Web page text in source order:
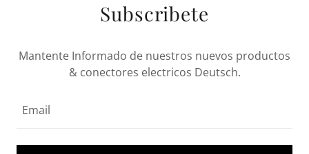
Subscribete
Mantente Informado de nuestros nuevos productos
& conectores electricos Deutsch.
Email